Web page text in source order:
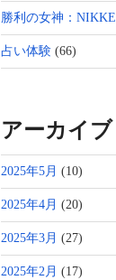
勝利の女神：NIKKE
占い体験(66)
アーカイブ
2025年5月 (10)
2025年4月 (20)
2025年3月 (27)
2025年2月 (17)